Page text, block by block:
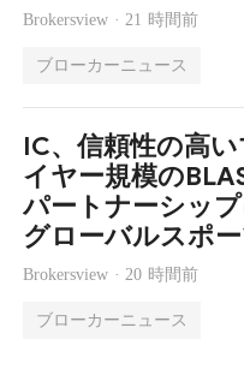
Brokersview · 21 時間前
ブローカーニュース
IC、信頼性の高
イヤー規模の
パートナーシッ
グローバルスポー
を拡大
Brokersview · 20 時間前
ブローカーニュース